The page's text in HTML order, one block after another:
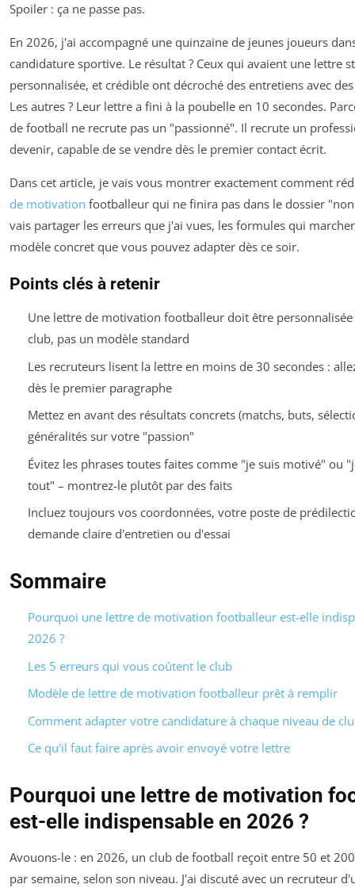
Spoiler : ça ne passe pas.
En 2026, j'ai accompagné une quinzaine de jeunes joueurs
candidature sportive. Le résultat ? Ceux qui avaient une lettre
personnalisée, et crédible ont décroché des entretiens avec
Les autres ? Leur lettre a fini à la poubelle en 10 secondes.
de football ne recrute pas un "passionné". Il recrute un
devenir, capable de se vendre dès le premier contact écrit.
Dans cet article, je vais vous montrer exactement comment
de motivation footballeur qui ne finira pas dans le dossier
vais partager les erreurs que j'ai vues, les formules qui
modèle concret que vous pouvez adapter dès ce soir.
Points clés à retenir
Une lettre de motivation footballeur doit être
club, pas un modèle standard
Les recruteurs lisent la lettre en moins de 30 secondes :
dès le premier paragraphe
Mettez en avant des résultats concrets (matchs, buts,
généralités sur votre "passion"
Évitez les phrases toutes faites comme "je suis motivé" ou
tout" – montrez-le plutôt par des faits
Incluez toujours vos coordonnées, votre poste de
demande claire d'entretien ou d'essai
Sommaire
Pourquoi une lettre de motivation footballeur est-elle
2026 ?
Les 5 erreurs qui vous coûtent le club
Modèle de lettre de motivation footballeur prêt à remplir
Comment adapter votre candidature à chaque niveau de
Ce qu'il faut faire après avoir envoyé votre lettre
Pourquoi une lettre de motivation
est-elle indispensable en 2026 ?
Avouons-le : en 2026, un club de football reçoit entre 50 et
par semaine, selon son niveau. J'ai discuté avec un recruteur